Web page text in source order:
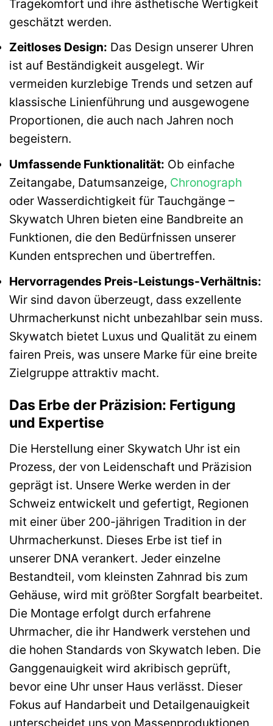
Tragekomfort und ihre ästhetische Wertigkeit
geschätzt werden.
Zeitloses Design: Das Design unserer Uhren
ist auf Beständigkeit ausgelegt. Wir
vermeiden kurzlebige Trends und setzen auf
klassische Linienführung und ausgewogene
Proportionen, die auch nach Jahren noch
begeistern.
Umfassende Funktionalität: Ob einfache
Zeitangabe, Datumsanzeige, Chronograph
oder Wasserdichtigkeit für Tauchgänge –
Skywatch Uhren bieten eine Bandbreite an
Funktionen, die den Bedürfnissen unserer
Kunden entsprechen und übertreffen.
Hervorragendes Preis-Leistungs-Verhältnis:
Wir sind davon überzeugt, dass exzellente
Uhrmacherkunst nicht unbezahlbar sein muss.
Skywatch bietet Luxus und Qualität zu einem
fairen Preis, was unsere Marke für eine breite
Zielgruppe attraktiv macht.
Das Erbe der Präzision: Fertigung
und Expertise
Die Herstellung einer Skywatch Uhr ist ein
Prozess, der von Leidenschaft und Präzision
geprägt ist. Unsere Werke werden in der
Schweiz entwickelt und gefertigt, Regionen
mit einer über 200-jährigen Tradition in der
Uhrmacherkunst. Dieses Erbe ist tief in
unserer DNA verankert. Jeder einzelne
Bestandteil, vom kleinsten Zahnrad bis zum
Gehäuse, wird mit größter Sorgfalt bearbeitet.
Die Montage erfolgt durch erfahrene
Uhrmacher, die ihr Handwerk verstehen und
die hohen Standards von Skywatch leben. Die
Ganggenauigkeit wird akribisch geprüft,
bevor eine Uhr unser Haus verlässt. Dieser
Fokus auf Handarbeit und Detailgenauigkeit
unterscheidet uns von Massenproduktionen